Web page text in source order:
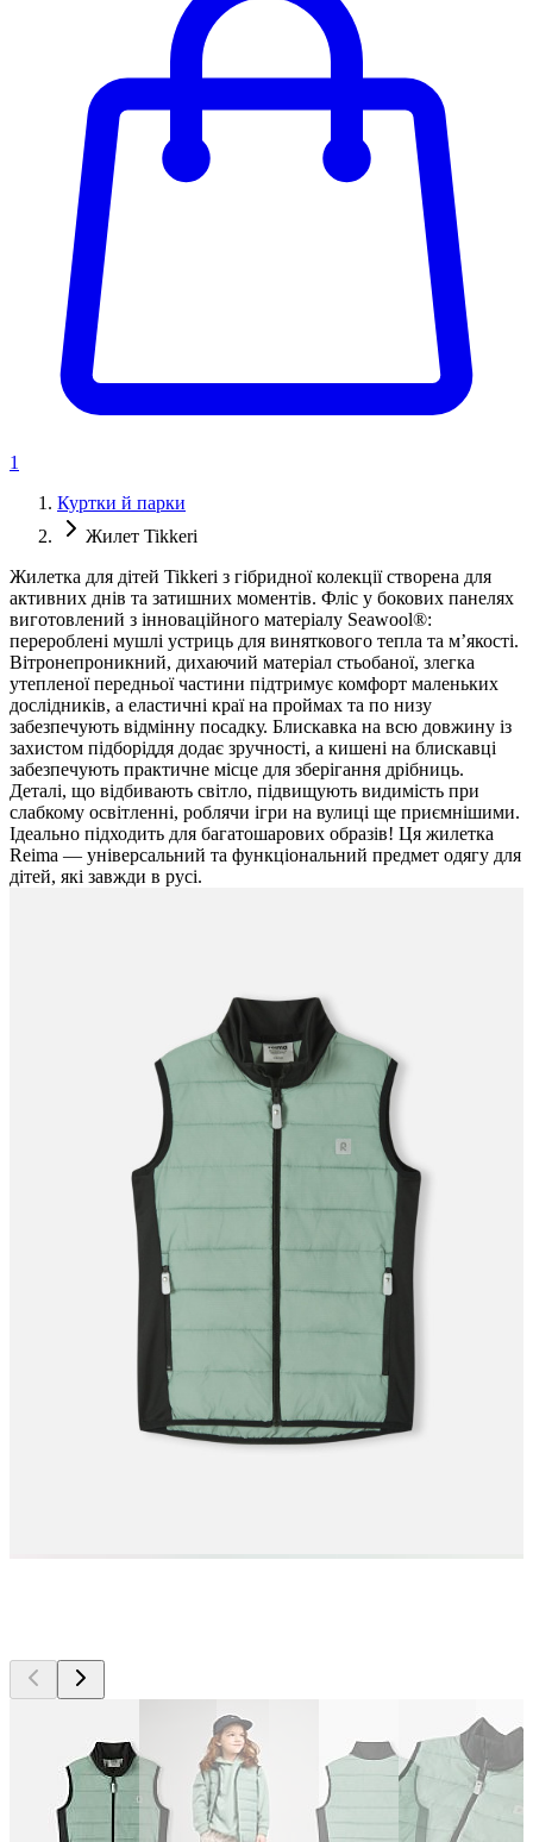
1
Куртки й парки
Жилет Tikkeri
Жилетка для дітей Tikkeri з гібридної колекції створена для
активних днів та затишних моментів. Фліс у бокових панелях
виготовлений з інноваційного матеріалу Seawool®:
перероблені мушлі устриць для виняткового тепла та м’якості.
Вітронепроникний, дихаючий матеріал стьобаної, злегка
утепленої передньої частини підтримує комфорт маленьких
дослідників, а еластичні краї на проймах та по низу
забезпечують відмінну посадку. Блискавка на всю довжину із
захистом підборіддя додає зручності, а кишені на блискавці
забезпечують практичне місце для зберігання дрібниць.
Деталі, що відбивають світло, підвищують видимість при
слабкому освітленні, роблячи ігри на вулиці ще приємнішими.
Ідеально підходить для багатошарових образів! Ця жилетка
Reima — універсальний та функціональний предмет одягу для
дітей, які завжди в русі.